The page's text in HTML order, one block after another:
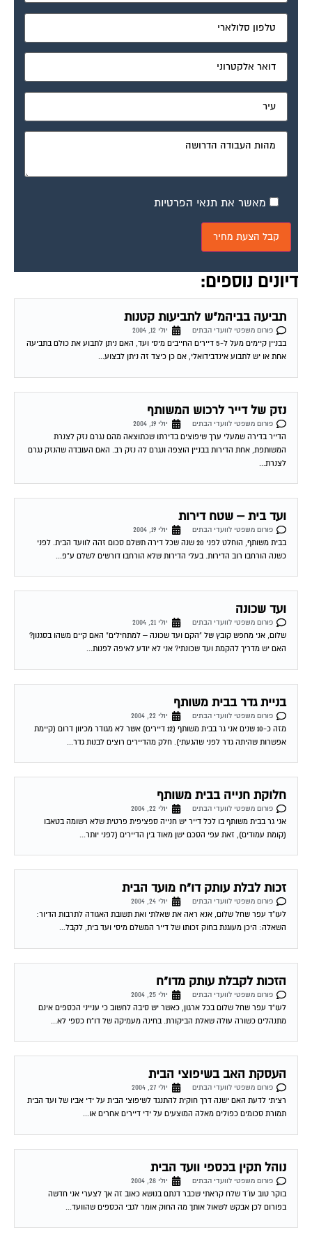
דיונים נוספים:
תביעה בביהמ"ש לתביעות קטנות
פורום משפטי לוועדי הבתים
יולי 12, 2004
בבניין קיימים מעל ל-5 דיירים החייבים מיסי ועד, האם ניתן לתבוע את כולם בתביעה
אחת או יש לתבוע אינדבידואלי, אם כן כיצד זה ניתן לבצוע...
נזק של דייר לרכוש המשותף
פורום משפטי לוועדי הבתים
יולי 19, 2004
הדייר בדירה שמעלי ערך שיפוצים בדירתו שכתוצאה מהם נגרם נזק לצנרת
המשותפת, אחת הדירות בבניין הוצפה ונגרם לה נזק רב. האם העובדה שהנזק נגרם
לצנרת...
ועד בית – שטח דירות
פורום משפטי לוועדי הבתים
בבית משותף, הוחלט לפני 20 שנה שכל דירה תשלם סכום זהה לוועד הבית. לפני
כשנה הורחבו רוב הדירות. בעלי הדירות שלא הורחבו דורשים לשלם ע"פ...
ועד שכונה
פורום משפטי לוועדי הבתים
שלום, אני מחפש קובץ של "הקם ועד שכונה – למתחילים" האם קיים משהו בסגנון?
האם יש מדריך להקמת ועד שכונתי? אני לא יודע לאיפה לפנות...
בניית גדר בבית משותף
פורום משפטי לוועדי הבתים
מזה כ-10 שנים אני גר בבית משותף (12 דיירים) אשר לא מגודר מכיוון דרום (קיימת
אפשרות שהיתה גדר לפני שהגעתי). חלק מהדיירים רוצים לבנות גדר...
חלוקת חנייה בבית משותף
פורום משפטי לוועדי הבתים
יולי 22, 2004
אני גר בבית משותף בו לכל דייר יש חנייה ספציפית פרטית שלא רשומה בטאבו
(קומת עמודים), זאת עפי הסכם ישן מאוד בין הדיירים (לפני יותר...
זכות לבלת עותק דו"ח מועד הבית
פורום משפטי לוועדי הבתים
יולי 24, 2004
לעו"ד עפר שחל שלום, אנא ראה את שאלתי ואת תשובת האגודה לתרבות הדיור:
השאלה: היכן מעוגנת בחוק זכותו של דייר המשלם מיסי ועד בית, לקבל...
הזכות לקבלת עותק מדו"ח
פורום משפטי לוועדי הבתים
יולי 25, 2004
לעו"ד עפר שחל שלום בכל ארגון, כאשר יש סיבה לחשוב כי ענייני הכספים אינם
מתנהלים כשורה עולה שאלת הביקורת. בחינה מעמיקה של דו"ח כספי לא...
העסקת האב בשיפוצי הבית
פורום משפטי לוועדי הבתים
יולי 27, 2004
רציתי לדעת האם ישנה דרך חוקית להתנגד לשיפוצי הבית על ידי אביו של ועד הבית
תמורת סכומים כפולים מאלה המוצעים על ידי דיירים אחרים או...
נוהל תקין בכספי וועד הבית
פורום משפטי לוועדי הבתים
יולי 28, 2004
בוקר טוב עו´ד שלח קראתי שכבר דנתם בנושא כאוב זה אך לצערי אני חדשה
בפורום לכן אבקש לשאול אותך מה החוק אומר לגבי הכספים שהוועד...